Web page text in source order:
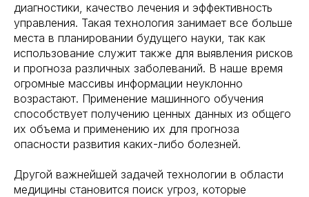
диагностики, качество лечения и эффективность
управления. Такая технология занимает все больше
места в планировании будущего науки, так как
использование служит также для выявления рисков
и прогноза различных заболеваний. В наше время
огромные массивы информации неуклонно
возрастают. Применение машинного обучения
способствует получению ценных данных из общего
их объема и применению их для прогноза
опасности развития каких-либо болезней.
Другой важнейшей задачей технологии в области
медицины становится поиск угроз, которые